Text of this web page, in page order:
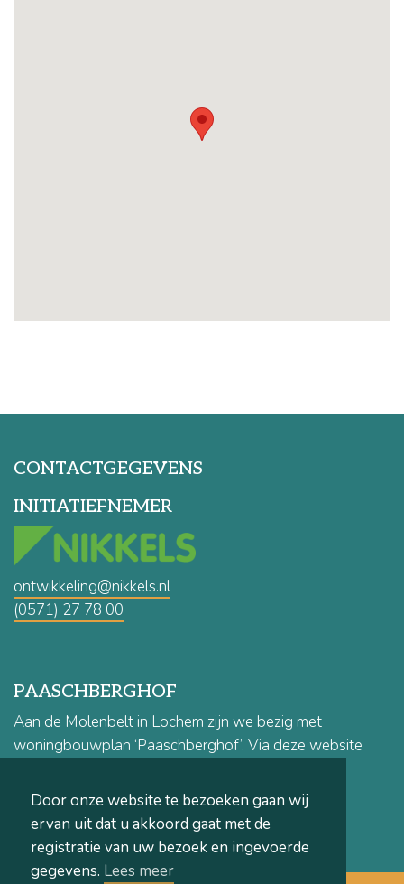
Door onze website te bezoeken gaan wij
ervan uit dat u akkoord gaat met de
registratie van uw bezoek en ingevoerde
gegevens. Lees meer
CONTACTGEGEVENS
INITIATIEFNEMER
ontwikkeling@nikkels.nl
(0571) 27 78 00
PAASCHBERGHOF
Aan de Molenbelt in Lochem zijn we bezig met
woningbouwplan ‘Paaschberghof’. Via deze website
REAGEREN